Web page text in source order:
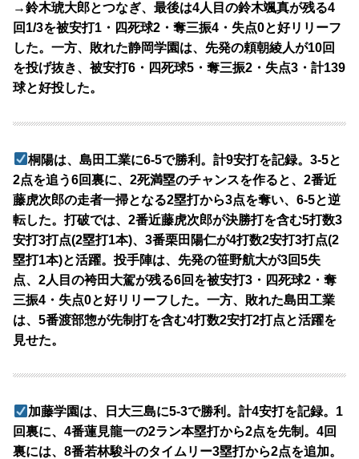
→鈴木琥大郎とつなぎ、最後は4人目の鈴木颯真が残る4
回1/3を被安打1・四死球2・奪三振4・失点0と好リリーフ
した。一方、敗れた静岡学園は、先発の頼朝綾人が10回
を投げ抜き、被安打6・四死球5・奪三振2・失点3・計139
球と好投した。
桐陽は、島田工業に6-5で勝利。計9安打を記録。3-5と
2点を追う6回裏に、2死満塁のチャンスを作ると、2番近
藤虎次郎の走者一掃となる2塁打から3点を奪い、6-5と逆
転した。打破では、2番近藤虎次郎が決勝打を含む5打数3
安打3打点(2塁打1本)、3番栗田陽仁が4打数2安打3打点(2
塁打1本)と活躍。投手陣は、先発の笹野航大が3回5失
点、2人目の袴田大駕が残る6回を被安打3・四死球2・奪
三振4・失点0と好リリーフした。一方、敗れた島田工業
は、5番渡部惣が先制打を含む4打数2安打2打点と活躍を
見せた。
加藤学園は、日大三島に5-3で勝利。計4安打を記録。1
回裏に、4番蓮見龍一の2ラン本塁打から2点を先制。4回
裏には、8番若林駿斗のタイムリー3塁打から2点を追加。